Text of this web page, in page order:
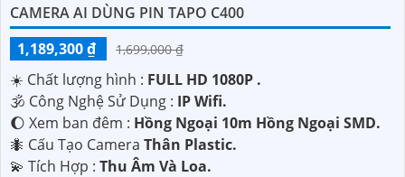
CAMERA AI DÙNG PIN TAPO C400
1,189,300 ₫
1,699,000 ₫
☀️ Chất lượng hình : FULL HD 1080P .
🕉️ Công Nghệ Sử Dụng : IP Wifi.
🌔 Xem ban đêm : Hồng Ngoại 10m Hồng Ngoại SMD.
🐜 Cấu Tạo Camera Thân Plastic.
️💫 Tích Hợp : Thu Âm Và Loa.